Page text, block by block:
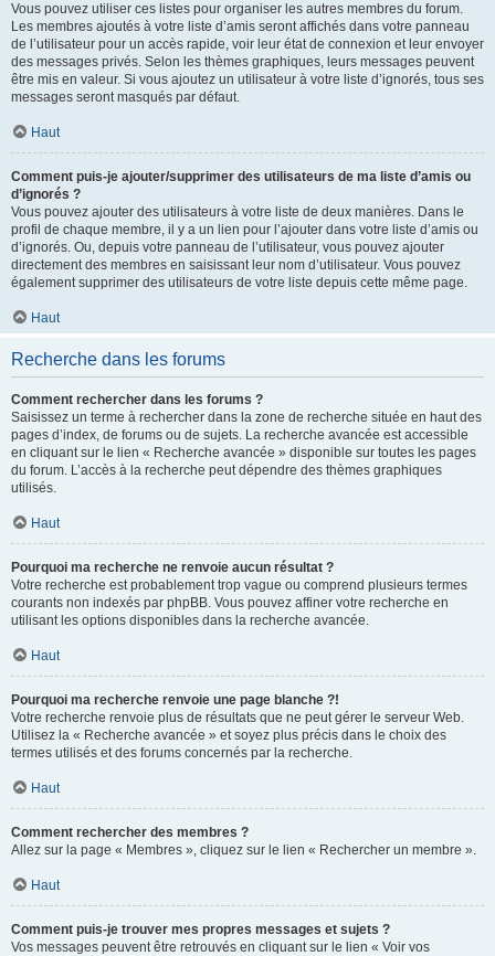
Vous pouvez utiliser ces listes pour organiser les autres membres du forum.
Les membres ajoutés à votre liste d’amis seront affichés dans votre panneau
de l’utilisateur pour un accès rapide, voir leur état de connexion et leur envoyer
des messages privés. Selon les thèmes graphiques, leurs messages peuvent
être mis en valeur. Si vous ajoutez un utilisateur à votre liste d’ignorés, tous ses
messages seront masqués par défaut.
Haut
Comment puis-je ajouter/supprimer des utilisateurs de ma liste d’amis ou
d’ignorés ?
Vous pouvez ajouter des utilisateurs à votre liste de deux manières. Dans le
profil de chaque membre, il y a un lien pour l’ajouter dans votre liste d’amis ou
d’ignorés. Ou, depuis votre panneau de l’utilisateur, vous pouvez ajouter
directement des membres en saisissant leur nom d’utilisateur. Vous pouvez
également supprimer des utilisateurs de votre liste depuis cette même page.
Haut
Recherche dans les forums
Comment rechercher dans les forums ?
Saisissez un terme à rechercher dans la zone de recherche située en haut des
pages d’index, de forums ou de sujets. La recherche avancée est accessible
en cliquant sur le lien « Recherche avancée » disponible sur toutes les pages
du forum. L’accès à la recherche peut dépendre des thèmes graphiques
utilisés.
Haut
Pourquoi ma recherche ne renvoie aucun résultat ?
Votre recherche est probablement trop vague ou comprend plusieurs termes
courants non indexés par phpBB. Vous pouvez affiner votre recherche en
utilisant les options disponibles dans la recherche avancée.
Haut
Pourquoi ma recherche renvoie une page blanche ?!
Votre recherche renvoie plus de résultats que ne peut gérer le serveur Web.
Utilisez la « Recherche avancée » et soyez plus précis dans le choix des
termes utilisés et des forums concernés par la recherche.
Haut
Comment rechercher des membres ?
Allez sur la page « Membres », cliquez sur le lien « Rechercher un membre ».
Haut
Comment puis-je trouver mes propres messages et sujets ?
Vos messages peuvent être retrouvés en cliquant sur le lien « Voir vos